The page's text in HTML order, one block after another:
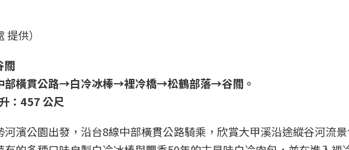
供）
關
部橫貫公路→白冷冰棒→裡冷橋→松鶴部落→谷關。
：457 公尺
濱公園出發，沿台8線中部橫貫公路騎乘，欣賞大甲溪沿途縱谷河流